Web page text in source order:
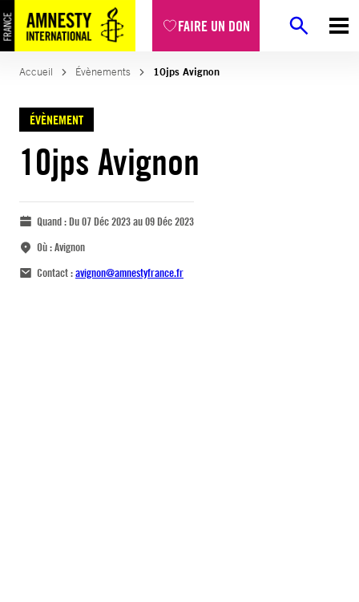
FAIRE UN DON
Accueil Évènements 10jps Avignon
ÉVÈNEMENT
10jps Avignon
Quand :Du 07 Déc 2023 au 09 Déc 2023
Où :Avignon
Contact :avignon@amnestyfrance.fr